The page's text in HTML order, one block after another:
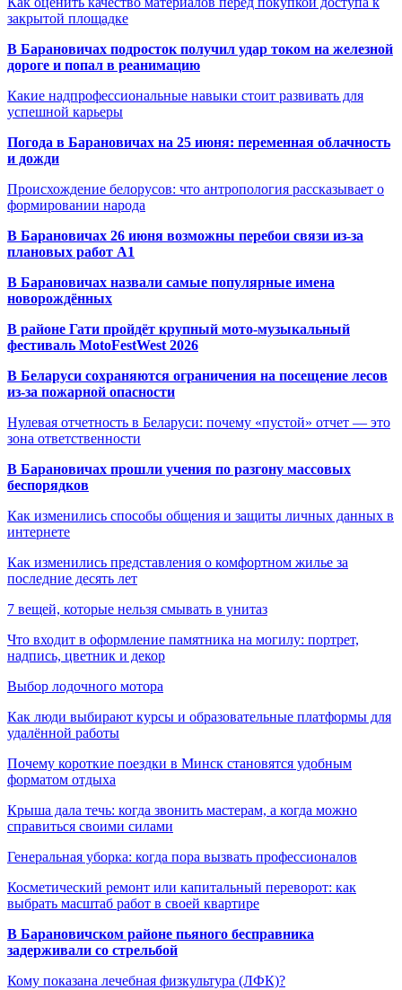
закрытой площадке
В Барановичах подросток получил удар током на железной
дороге и попал в реанимацию
Какие надпрофессиональные навыки стоит развивать для
успешной карьеры
Погода в Барановичах на 25 июня: переменная облачность
и дожди
Происхождение белорусов: что антропология рассказывает о
формировании народа
В Барановичах 26 июня возможны перебои связи из-за
плановых работ A1
В Барановичах назвали самые популярные имена
новорождённых
В районе Гати пройдёт крупный мото-музыкальный
фестиваль MotoFestWest 2026
В Беларуси сохраняются ограничения на посещение лесов
из-за пожарной опасности
Нулевая отчетность в Беларуси: почему «пустой» отчет — это
зона ответственности
В Барановичах прошли учения по разгону массовых
беспорядков
Как изменились способы общения и защиты личных данных в
интернете
Как изменились представления о комфортном жилье за
последние десять лет
7 вещей, которые нельзя смывать в унитаз
Что входит в оформление памятника на могилу: портрет,
надпись, цветник и декор
Выбор лодочного мотора
Как люди выбирают курсы и образовательные платформы для
удалённой работы
Почему короткие поездки в Минск становятся удобным
форматом отдыха
Крыша дала течь: когда звонить мастерам, а когда можно
справиться своими силами
Генеральная уборка: когда пора вызвать профессионалов
Косметический ремонт или капитальный переворот: как
выбрать масштаб работ в своей квартире
В Барановичском районе пьяного бесправника
задерживали со стрельбой
Кому показана лечебная физкультура (ЛФК)?